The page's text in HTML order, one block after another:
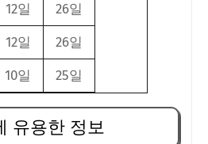
12일
26일
12일
26일
10일 25일
유용한 정보